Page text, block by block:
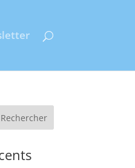
Rechercher